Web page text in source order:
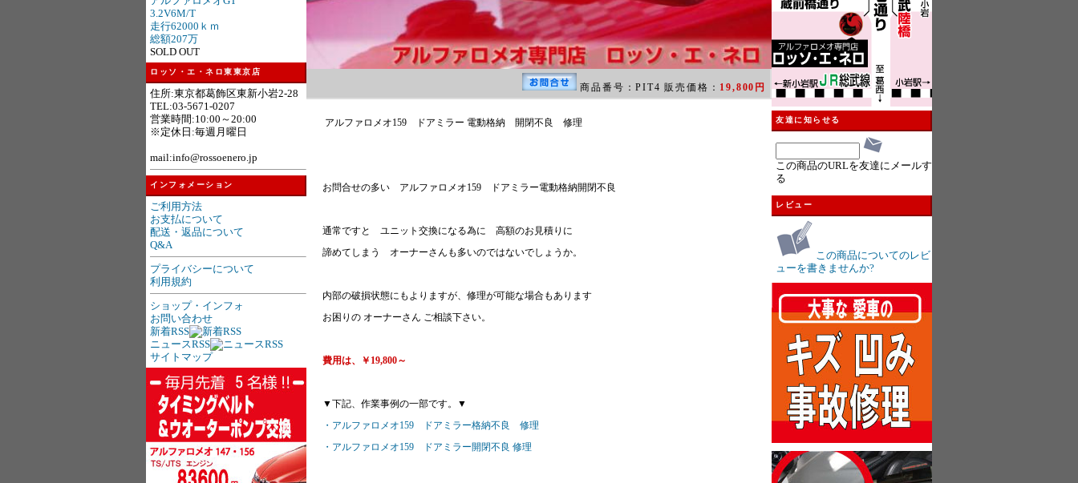
商品番号：PIT4 販売価格： 19,800円
アルファロメオ159 ドアミラー 電動格納 開閉不良 修理
お問合せの多い アルファロメオ159 ドアミラー電動格納開閉不良
通常ですと ユニット交換になる為に 高額のお見積りに
諦めてしまう オーナーさんも多いのではないでしょうか。
内部の破損状態にもよりますが、修理が可能な場合もあります
お困りの オーナーさん ご相談下さい。
費用は、￥19,800～
▼下記、作業事例の一部です。▼
・アルファロメオ159 ドアミラー格納不良 修理
・アルファロメオ159 ドアミラー開閉不良 修理
3.2V6M/T
走行62000ｋｍ
総額207万
SOLD OUT
ロッソ・エ・ネロ東東京店
住所:東京都葛飾区東新小岩2-28
TEL:03-5671-0207
営業時間:10:00～20:00
※定休日:毎週月曜日
mail:info@rossoenero.jp
インフォメーション
ご利用方法
お支払について
配送・返品について
Q&A
プライバシーについて
利用規約
ショップ・インフォ
お問い合わせ
新着RSS
ニュースRSS
サイトマップ
友達に知らせる
この商品のURLを友達にメールす
る
レビュー
この商品についてのレビ
ューを書きませんか?